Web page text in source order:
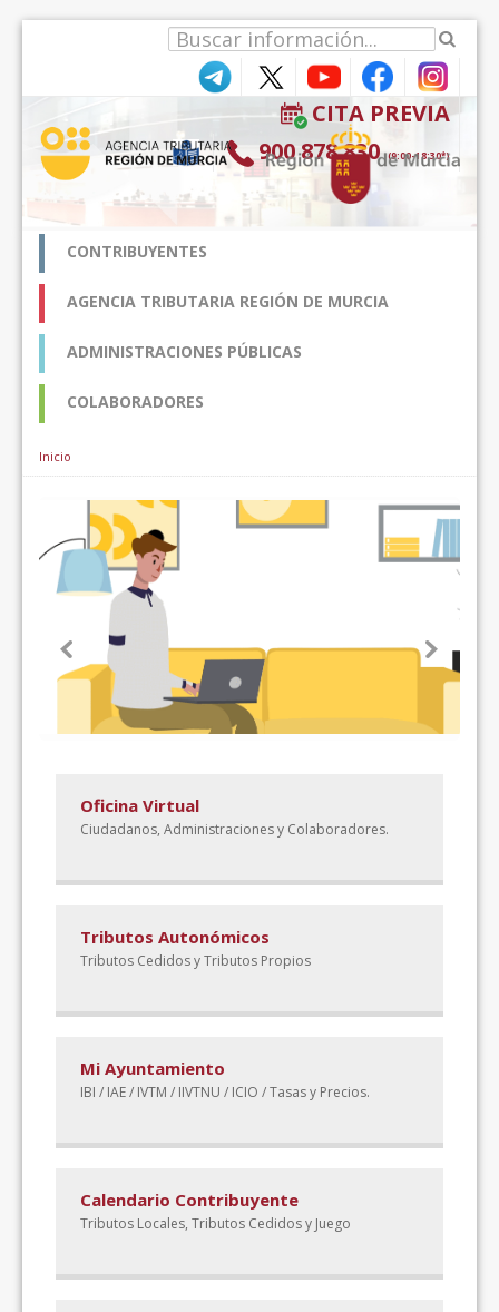
CITA PREVIA
900 878 830 (9:00-18:30*)
CONTRIBUYENTES
AGENCIA TRIBUTARIA REGIÓN DE MURCIA
ADMINISTRACIONES PÚBLICAS
COLABORADORES
Inicio
Oficina Virtual
Ciudadanos, Administraciones y Colaboradores.
Tributos Autonómicos
Tributos Cedidos y Tributos Propios
Mi Ayuntamiento
IBI / IAE / IVTM / IIVTNU / ICIO / Tasas y Precios.
Calendario Contribuyente
Tributos Locales, Tributos Cedidos y Juego